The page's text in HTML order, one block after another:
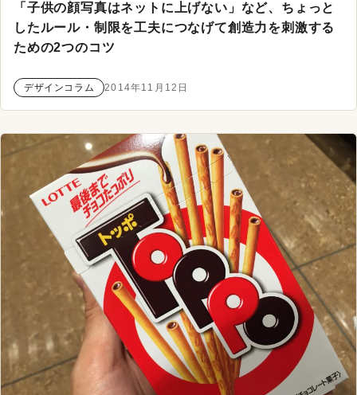
「子供の顔写真はネットに上げない」など、ちょっと
したルール・制限を工夫につなげて創造力を刺激する
ための2つのコツ
デザインコラム 2014年11月12日